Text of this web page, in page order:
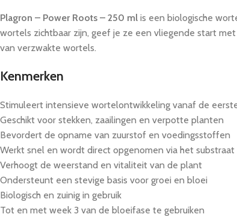
Plagron – Power Roots – 250 ml is een biologische
wortels zichtbaar zijn, geef je ze een vliegende start
van verzwakte wortels.
Kenmerken
Stimuleert intensieve wortelontwikkeling vanaf de
Geschikt voor stekken, zaailingen en verpotte planten
Bevordert de opname van zuurstof en voedingsstoffen
Werkt snel en wordt direct opgenomen via het substraat
Verhoogt de weerstand en vitaliteit van de plant
Ondersteunt een stevige basis voor groei en bloei
Biologisch en zuinig in gebruik
Tot en met week 3 van de bloeifase te gebruiken